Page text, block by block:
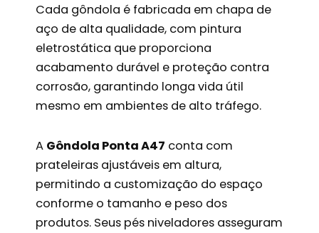
Cada gôndola é fabricada em chapa de
aço de alta qualidade, com pintura
eletrostática que proporciona
acabamento durável e proteção contra
corrosão, garantindo longa vida útil
mesmo em ambientes de alto tráfego.
A Gôndola Ponta A47 conta com
prateleiras ajustáveis em altura,
permitindo a customização do espaço
conforme o tamanho e peso dos
produtos. Seus pés niveladores asseguram